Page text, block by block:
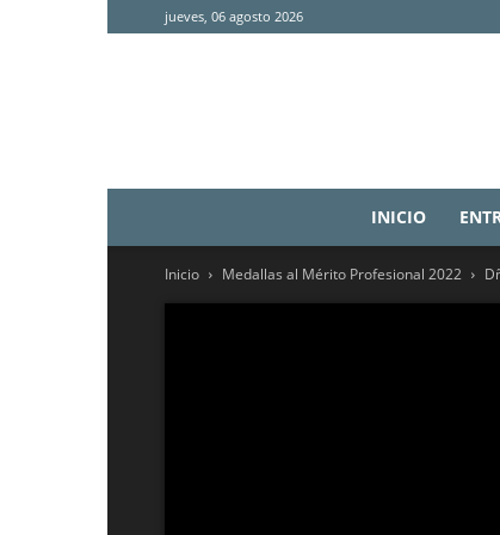
jueves, 06 agosto 2026
INICIO
Inicio Medallas al Mérito Profesional 2022